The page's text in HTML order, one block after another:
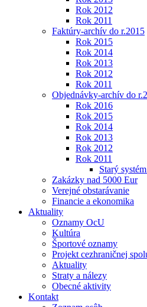
Rok 2012
Rok 2011
Faktúry-archív do r.2015
Rok 2015
Rok 2014
Rok 2013
Rok 2012
Rok 2011
Objednávky-archív do
Rok 2016
Rok 2015
Rok 2014
Rok 2013
Rok 2012
Rok 2011
Starý
Zakázky nad 5000 Eur
Verejné obstarávanie
Financie a ekonomika
Aktuality
Oznamy OcU
Kultúra
Športové oznamy
Projekt cezhraničnej
Aktuality
Straty a nálezy
Obecné aktivity
Kontakt